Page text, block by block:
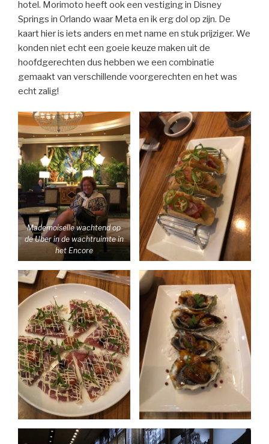
hotel. Morimoto heeft ook een vestiging in Disney
Springs in Orlando waar Meta en ik erg dol op zijn. De
kaart hier is iets anders en met name en stuk prijziger. We
konden niet echt een goeie keuze maken uit de
hoofdgerechten dus hebben we een combinatie
gemaakt van verschillende voorgerechten en het was
echt zalig!
Mademoiselle wachtend op
de Uber in de wachtruimte in
het Encore